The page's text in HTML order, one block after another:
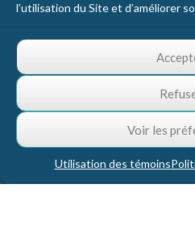
l’utilisation du Site et d’améliorer
Voir les
Utilisation des témoins
1 800 467-5067